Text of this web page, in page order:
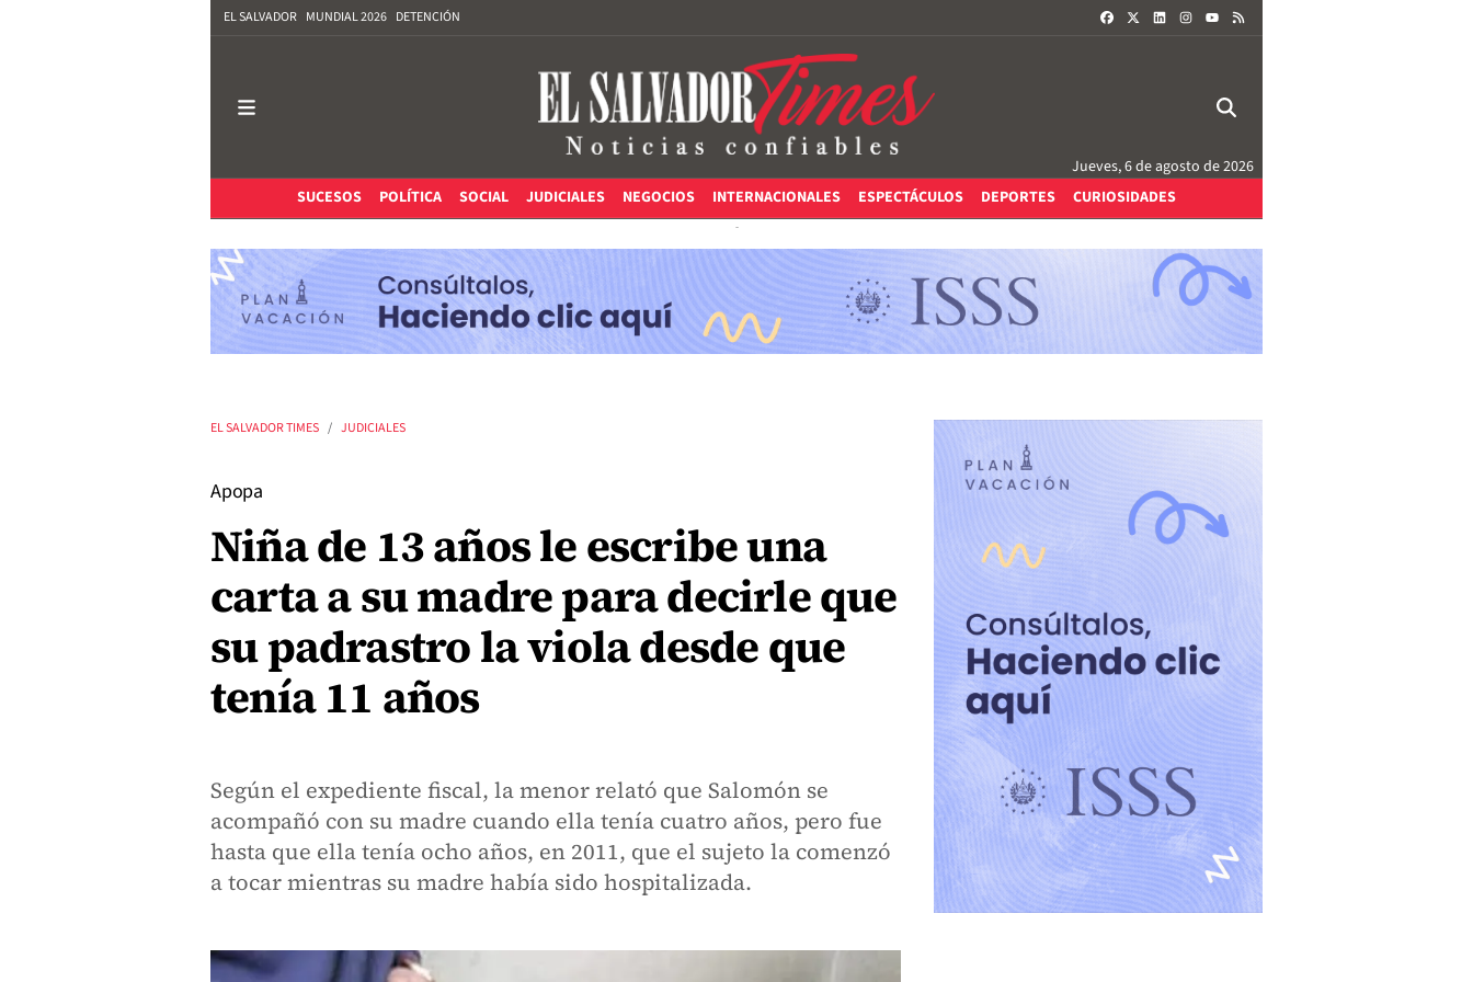
EL SALVADOR MUNDIAL 2026 DETENCIÓN FACEBOOKLINKEDININSTAGRAM
Jueves, 6 de agosto de 2026
SUCESOS
POLÍTICA SOCIAL JUDICIALES NEGOCIOS INTERNACIONALES ESPECTÁCULOS DEPORTES CURIOSIDADES
EL SALVADOR TIMES JUDICIALES
Apopa
Niña de 13 años le escribe una
carta a su madre para decirle que
su padrastro la viola desde que
tenía 11 años
Según el expediente fiscal, la menor relató que Salomón se
acompañó con su madre cuando ella tenía cuatro años, pero fue
hasta que ella tenía ocho años, en 2011, que el sujeto la comenzó
a tocar mientras su madre había sido hospitalizada.